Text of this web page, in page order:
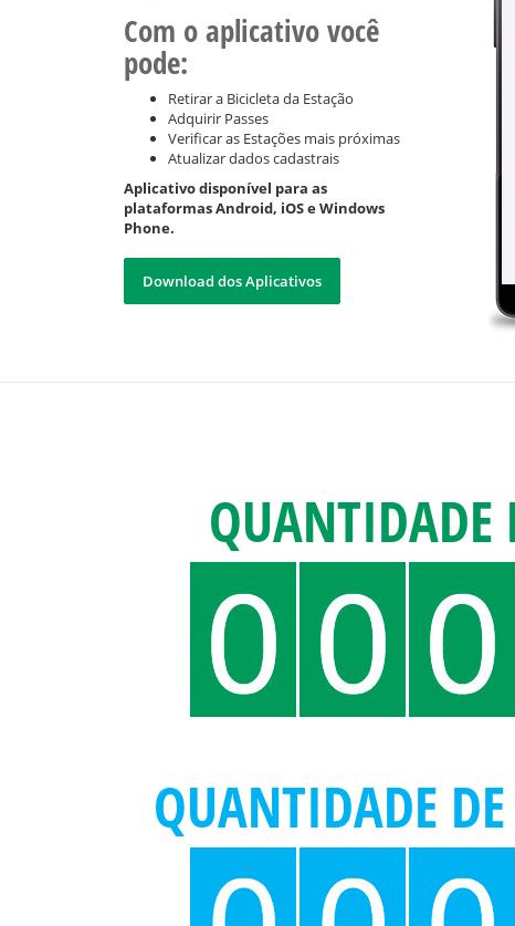
Com o aplicativo você
pode:
Retirar a Bicicleta da Estação
Adquirir Passes
Verificar as Estações mais próximas
Atualizar dados cadastrais
Aplicativo disponível para as
plataformas Android, iOS e Windows
Phone.
Download dos Aplicativos
QUANTIDADE
QUANTIDADE